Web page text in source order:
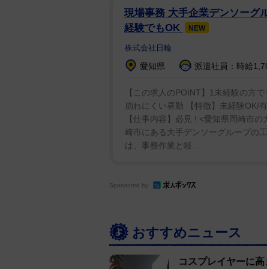
慣に合わせて、字幕でも吹替で
と、夢は膨らんでいる。
現場事務 大手企業デンソーグ
経験でもOK
NEW
株式会社日輪
愛知県 派遣社員：時給
【この求人のPOINT】1未経験の方
崩れにくい昼勤 【特徴】未経験OK/
【仕事内容】必見 ! <愛知県岡崎市
崎市にある大手デンソーグループの
は、事務作業と軽...
Sponsored by
おすすめニュース
コスプレイヤーに